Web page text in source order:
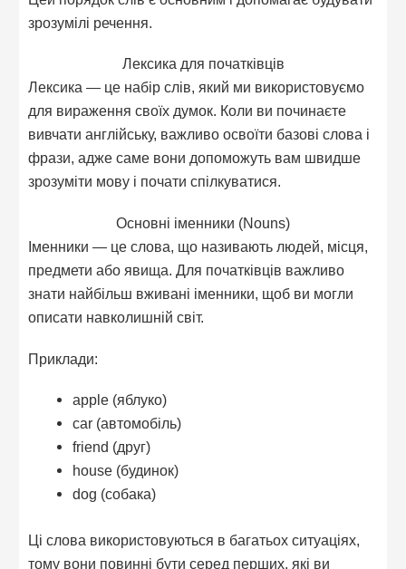
зрозумілі речення.
Лексика для початківців
Лексика — це набір слів, який ми використовуємо
для вираження своїх думок. Коли ви починаєте
вивчати англійську, важливо освоїти базові слова і
фрази, адже саме вони допоможуть вам швидше
зрозуміти мову і почати спілкуватися.
Основні іменники (Nouns)
Іменники — це слова, що називають людей, місця,
предмети або явища. Для початківців важливо
знати найбільш вживані іменники, щоб ви могли
описати навколишній світ.
Приклади:
apple (яблуко)
car (автомобіль)
friend (друг)
house (будинок)
dog (собака)
Ці слова використовуються в багатьох ситуаціях,
тому вони повинні бути серед перших, які ви